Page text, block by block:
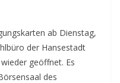
ab Dienstag,
der Hansestadt
geöffnet. Es
des